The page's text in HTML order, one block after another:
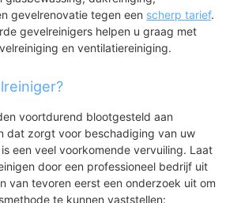
gevelrenovatie tegen een scherp tarief.
gevelreinigers helpen u graag met
en ventilatiereiniging.
voortdurend blootgesteld aan
dat zorgt voor beschadiging van uw
een veel voorkomende vervuiling. Laat
door een professioneel bedrijf uit
van tevoren eerst een onderzoek uit om
te kunnen vaststellen: